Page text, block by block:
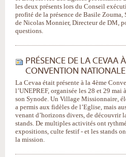
les deux présents lors du Conseil
profité de la présence de Basile Zouma,
de Nicolas Monnier, Directeur de DM,
questions.
PRÉSENCE DE LA CEVAA
CONVENTION NATIONALE
La Cevaa était présente à la 4ème
l’UNEPREF, organisée les 28 et 29 mai
son Synode. Un Village Missionnaire,
a permis aux fidèles de l’Eglise, mais
venant d’horizons divers, de découvrir
stands. De multiples activités ont
expositions, culte festif - et les stands
la mission.